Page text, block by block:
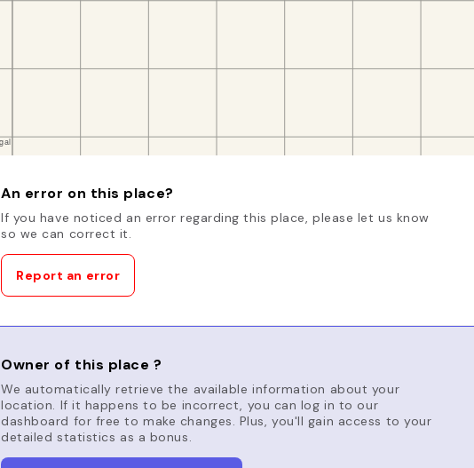
An error on this place?
If you have noticed an error regarding this place, please let us know
so we can correct it.
Report an error
Owner of this place ?
We automatically retrieve the available information about your
location. If it happens to be incorrect, you can log in to our
dashboard for free to make changes. Plus, you'll gain access to your
detailed statistics as a bonus.